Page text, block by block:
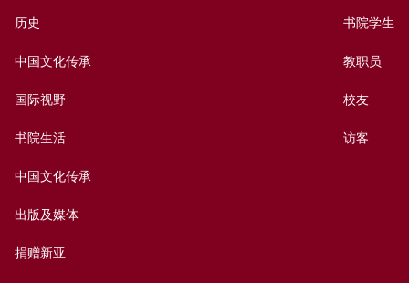
历史
中国文化传承
国际视野
书院生活
中国文化传承
出版及媒体
捐赠新亚
书院学生
教职员
校友
访客